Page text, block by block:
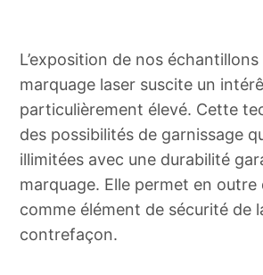
L’exposition de nos
marquage laser suscite un
particulièrement élevé. Cette
des possibilités de garnissage
illimitées avec une durabilité
marquage. Elle permet en outre
comme élément de sécurité de
contrefaçon.